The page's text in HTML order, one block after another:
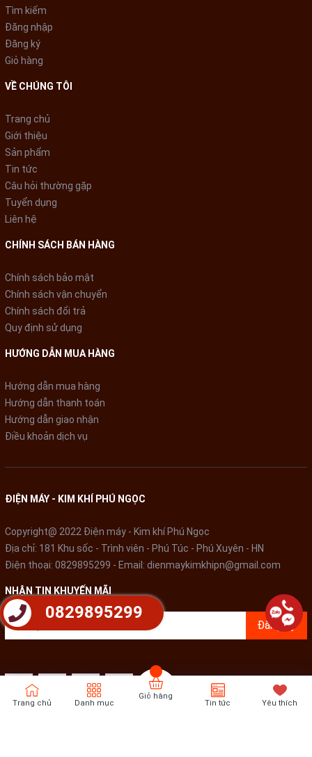
thể pha mì, sữa, cà phê. Máy uống nước nóng lạnh này hoàn
-Đặc biệt hơn cả
toàn với trẻ em giúp bố mẹ yên tâm sử dụng đặt trong nhà
mà không lo gây bóng cho trẻ.
Tìm kiếm
Đăng nhập
Đăng ký
Giỏ hàng
VỀ CHÚNG TÔI
Trang chủ
Giới thiệu
Sản phẩm
Tin tức
Câu hỏi thường gặp
Tuyển dụng
Liên hệ
CHÍNH SÁCH BÁN HÀNG
Chính sách bảo mật
Chính sách vận chuyển
Chính sách đổi trả
Quy định sử dụng
HƯỚNG DẪN MUA HÀNG
Hướng dẫn mua hàng
Hướng dẫn thanh toán
Hướng dẫn giao nhận
Điều khoản dịch vụ
ĐIỆN MÁY - KIM KHÍ PHÚ NGỌC
Copyright@ 2022 Điện máy - Kim khí Phú Ngọc
Địa chỉ: 181 Khu sốc - Trình viên - Phú Túc - Phú Xuyên - HN
Điện thoại: 0829895299 - Email: dienmaykimkhipn@gmail.com
NHẬN TIN KHUYẾN MÃI
Đăng ký
Trang chủ Danh mục
Giỏ hàng
Tin tức Yêu thích
0829895299